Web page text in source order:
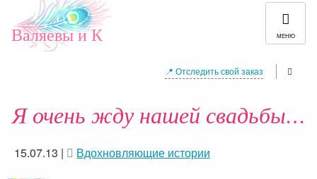
Валяевы и К МЕНЮ
📍 Отследить свой заказ
Я очень жду нашей свадьбы…
15.07.13 | Вдохновляющие истории